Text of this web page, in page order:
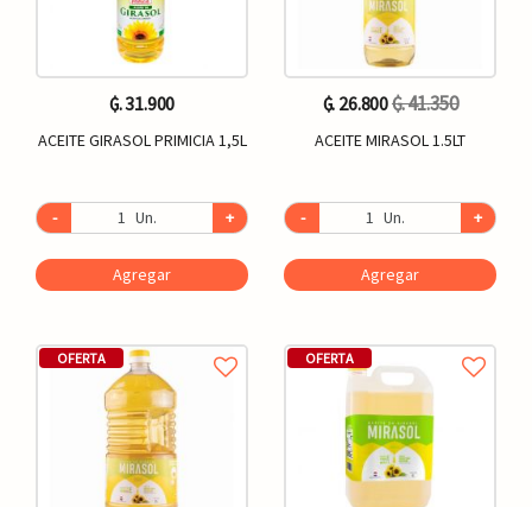
₲. 31.900
ACEITE GIRASOL PRIMICIA 1,5L
- Un. +
Agregar
₲. 26.800₲. 41.350
ACEITE MIRASOL 1.5LT
- Un. +
Agregar
OFERTA OFERTA